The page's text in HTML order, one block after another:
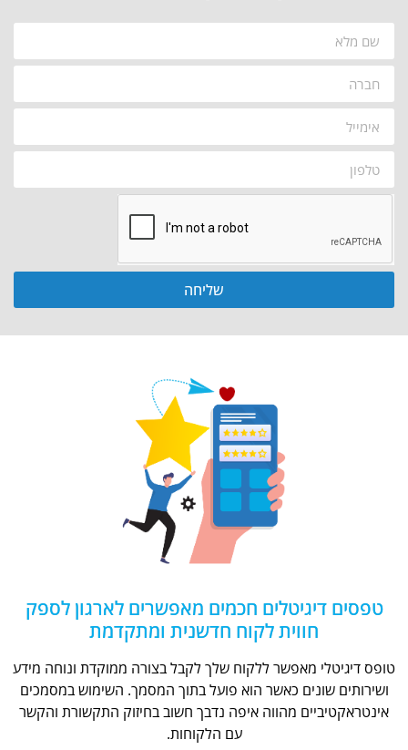
שליחה
טפסים דיגיטלים חכמים מאפשרים לארגון לספק
חווית לקוח חדשנית ומתקדמת
טופס דיגיטלי מאפשר ללקוח שלך לקבל בצורה ממוקדת ונוחה מידע
ושירותים שונים כאשר הוא פועל בתוך המסמך. השימוש במסמכים
אינטראקטיביים מהווה איפה נדבך חשוב בחיזוק התקשורת והקשר
עם הלקוחות.